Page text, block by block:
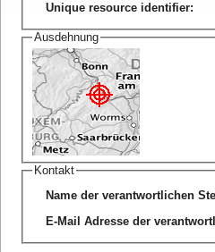
Unique resource identifier:
Ausdehnung
Kontakt
Name der verantwortlichen
E-Mail Adresse der